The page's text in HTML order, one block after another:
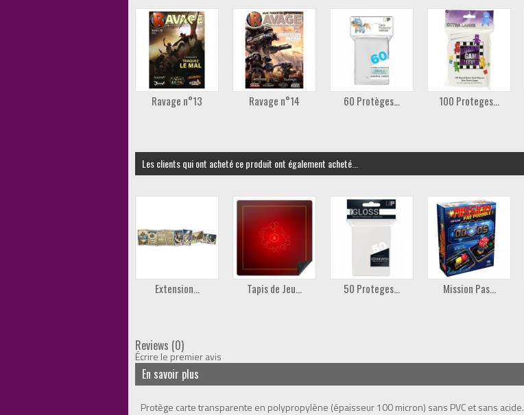
Ravage n°13 Ravage n°14 60 Protèges... 100 Proteges...
Les clients qui ont acheté ce produit ont également acheté...
Extension... Tapis de Jeu... 50 Proteges... Mission Pas...
Reviews (0)
Écrire le premier avis
En savoir plus
Protège carte transparente en polypropylène (épaisseur 100 micron) sans PVC et sans acide.